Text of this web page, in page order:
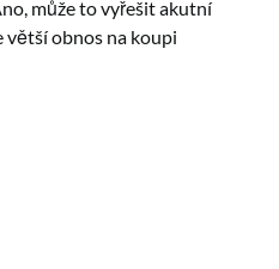
může to vyřešit akutní
větší obnos na koupi